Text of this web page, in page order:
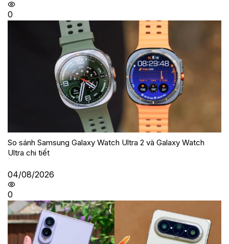
0
So sánh Samsung Galaxy Watch Ultra 2 và Galaxy Watch
Ultra chi tiết
04/08/2026
0